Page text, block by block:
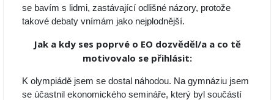
se bavím s lidmi, zastávající odlišné názory, protože
takové debaty vnímám jako nejplodnější.
Jak a kdy ses poprvé o EO dozvěděl/a a co tě
motivovalo se přihlásit:
K olympiádě jsem se dostal náhodou. Na gymnáziu jsem
se účastnil ekonomického semináře, který byl součástí